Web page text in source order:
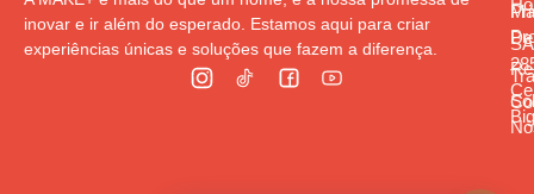
inovar e ir além do esperado. Estamos aqui para criar
experiências únicas e soluções que fazem a diferença.